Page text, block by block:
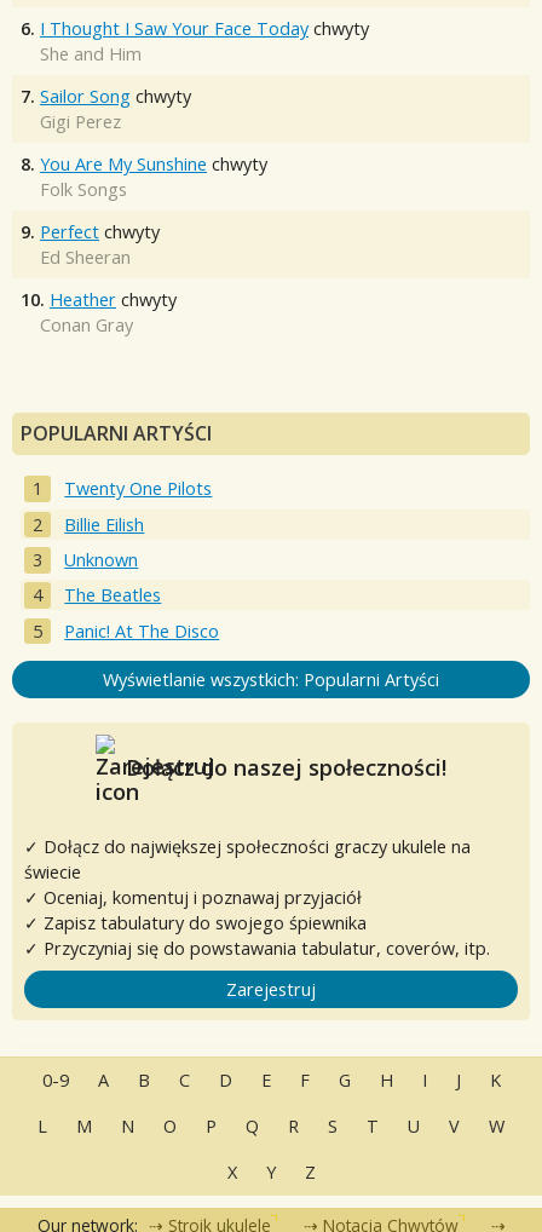
6. I Thought I Saw Your Face Today chwyty
She and Him
7. Sailor Song chwyty
Gigi Perez
8. You Are My Sunshine chwyty
Folk Songs
9. Perfect chwyty
Ed Sheeran
10. Heather chwyty
Conan Gray
POPULARNI ARTYŚCI
Twenty One Pilots
Billie Eilish
Unknown
The Beatles
Panic! At The Disco
Wyświetlanie wszystkich: Popularni Artyści
Dołącz do naszej społeczności!
✓ Dołącz do największej społeczności graczy ukulele na
świecie
✓ Oceniaj, komentuj i poznawaj przyjaciół
✓ Zapisz tabulatury do swojego śpiewnika
✓ Przyczyniaj się do powstawania tabulatur, coverów, itp.
Zarejestruj
0-9 A B C D E F G H I J
K
L
M N O P Q R S T U V
W
X
Y Z
Our network: Stroik ukulele Notacja Chwytów